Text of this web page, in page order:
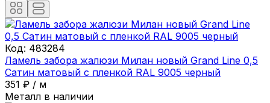
Код: 483284
Ламель забора жалюзи Милан новый Grand Line 0,5
Сатин матовый с пленкой RAL 9005 черный
351 ₽ / м
Металл в наличии